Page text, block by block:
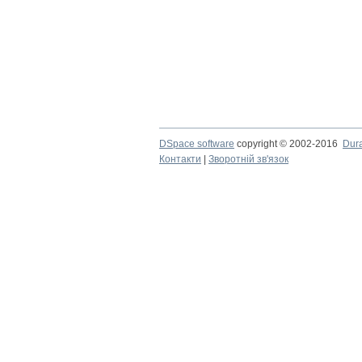
DSpace software copyright © 2002-2016
Контакти
Зворотній зв'язок